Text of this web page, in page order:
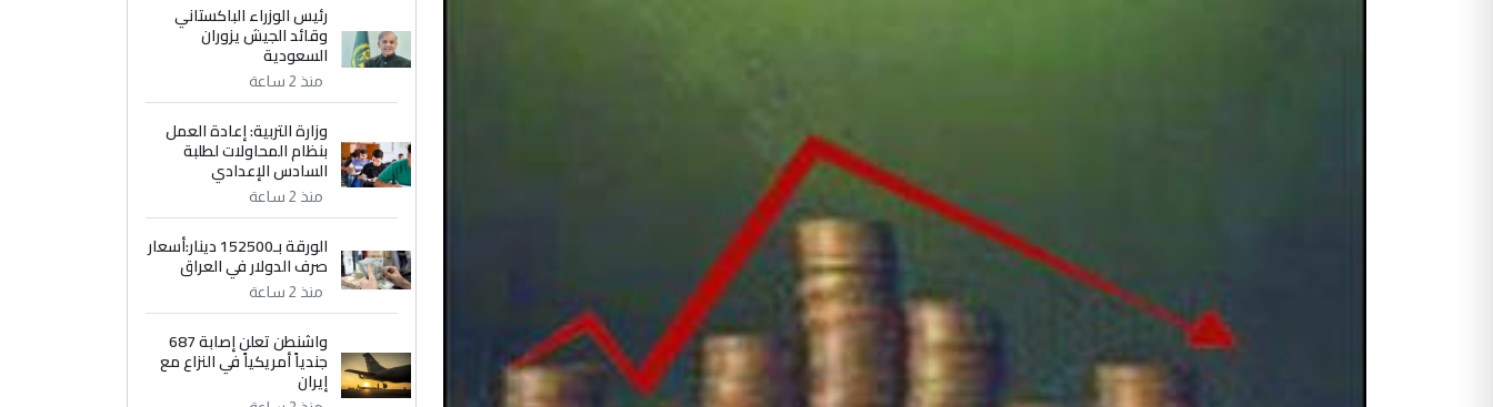
رئيس الوزراء الباكستاني
وقائد الجيش يزوران
السعودية
منذ 2 ساعة
وزارة التربية: إعادة العمل
بنظام المحاولات لطلبة
السادس الإعدادي
منذ 2 ساعة
الورقة بـ152500 دينار:أسعار
صرف الدولار في العراق
منذ 2 ساعة
واشنطن تعلن إصابة 687
جندياً أمريكياً في النزاع مع
إيران